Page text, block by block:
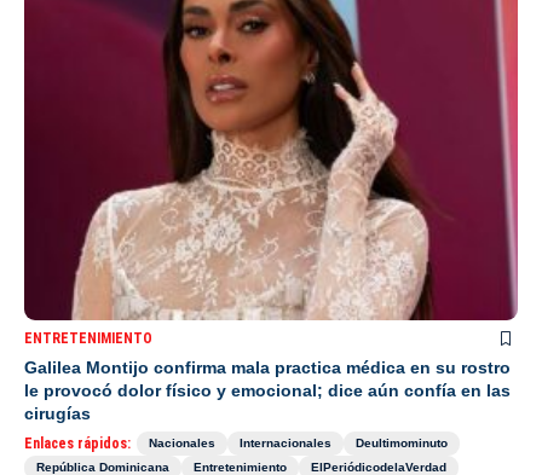
ENTRETENIMIENTO
Galilea Montijo confirma mala practica médica en su rostro
le provocó dolor físico y emocional; dice aún confía en las
cirugías
Enlaces rápidos: Nacionales Internacionales
Deultimominuto
República Dominicana
Entretenimiento
ElPeriódicodelaVerdad